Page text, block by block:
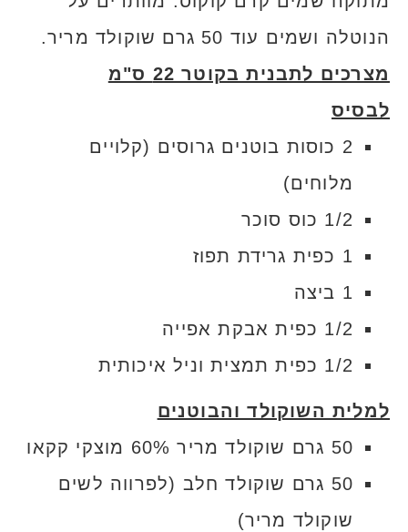
הנוטלה ושמים עוד 50 גרם שוקולד מריר.
מצרכים לתבנית בקוטר 22 ס"מ
לבסיס
2 כוסות בוטנים גרוסים (קלויים
מלוחים)
1/2 כוס סוכר
1 כפית גרידת תפוז
1 ביצה
1/2 כפית אבקת אפייה
1/2 כפית תמצית וניל איכותית
למלית השוקולד והבוטנים
50 גרם שוקולד מריר 60% מוצקי קקאו
50 גרם שוקולד חלב (לפרווה לשים
שוקולד מריר)